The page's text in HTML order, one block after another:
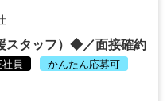
スタッフ）◆／面接確約
社員 かんたん応募可